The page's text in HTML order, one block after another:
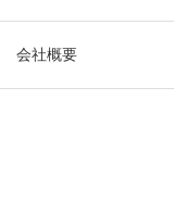
会社概要